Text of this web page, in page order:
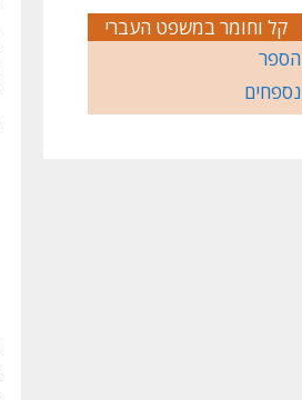
קל וחומר במשפט העברי
הספר
נספחים